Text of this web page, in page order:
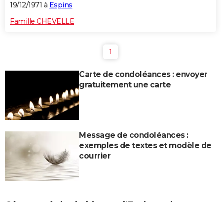
19/12/1971 à Espins
Famille CHEVELLE
1
Carte de condoléances : envoyer
gratuitement une carte
Message de condoléances :
exemples de textes et modèle de
courrier